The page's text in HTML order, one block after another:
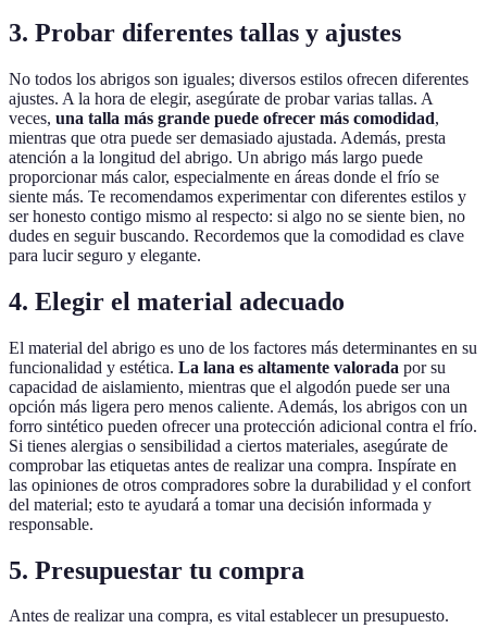
3. Probar diferentes tallas y ajustes
No todos los abrigos son iguales; diversos estilos ofrecen diferentes
ajustes. A la hora de elegir, asegúrate de probar varias tallas. A
veces, una talla más grande puede ofrecer más comodidad,
mientras que otra puede ser demasiado ajustada. Además, presta
atención a la longitud del abrigo. Un abrigo más largo puede
proporcionar más calor, especialmente en áreas donde el frío se
siente más. Te recomendamos experimentar con diferentes estilos y
ser honesto contigo mismo al respecto: si algo no se siente bien, no
dudes en seguir buscando. Recordemos que la comodidad es clave
para lucir seguro y elegante.
4. Elegir el material adecuado
El material del abrigo es uno de los factores más determinantes en su
funcionalidad y estética. La lana es altamente valorada por su
capacidad de aislamiento, mientras que el algodón puede ser una
opción más ligera pero menos caliente. Además, los abrigos con un
forro sintético pueden ofrecer una protección adicional contra el frío.
Si tienes alergias o sensibilidad a ciertos materiales, asegúrate de
comprobar las etiquetas antes de realizar una compra. Inspírate en
las opiniones de otros compradores sobre la durabilidad y el confort
del material; esto te ayudará a tomar una decisión informada y
responsable.
5. Presupuestar tu compra
Antes de realizar una compra, es vital establecer un presupuesto.